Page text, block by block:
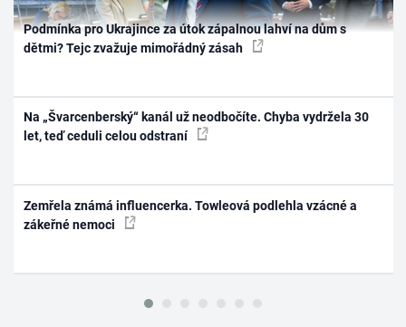
Podmínka pro Ukrajince za útok zápalnou lahví na dům s
dětmi? Tejc zvažuje mimořádný zásah
Na „Švarcenberský“ kanál už neodbočíte. Chyba vydržela 30
let, teď ceduli celou odstraní
Zemřela známá influencerka. Towleová podlehla vzácné a
zákeřné nemoci